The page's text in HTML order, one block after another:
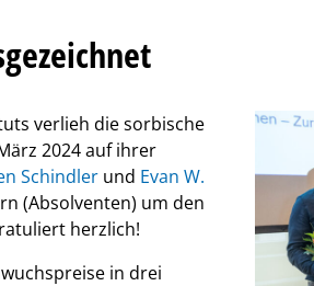
verlieh die sorbische
2024 auf ihrer
Schindler und Evan W.
(Absolventen) um den
herzlich!
in drei